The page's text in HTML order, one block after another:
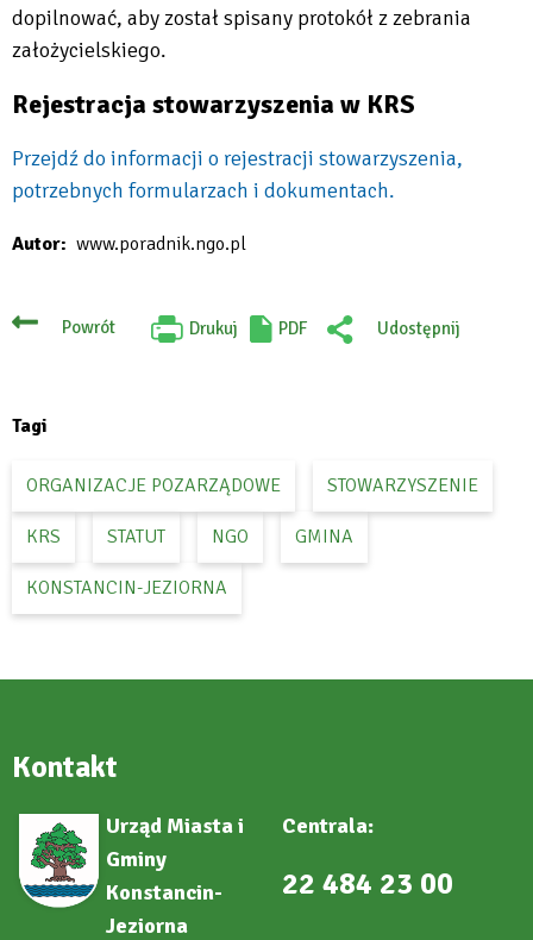
dopilnować, aby został spisany protokół z zebrania
założycielskiego.
Rejestracja stowarzyszenia w KRS
Przejdź do informacji o rejestracji stowarzyszenia,
potrzebnych formularzach i dokumentach.
open
new
Autor www.poradnik.ngo.pl
Powrót Drukuj
Will
PDF
Udostępnij
Tagi
ORGANIZACJE POZARZĄDOWE STOWARZYSZENIE
KRS STATUT NGO GMINA
KONSTANCIN-JEZIORNA
Kontakt
Urząd Miasta i
Gminy
Konstancin-
Jeziorna
Centrala:
22 484 23 00